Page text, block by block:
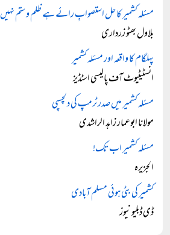
مسئلہ کشمیر کا حل استصوابِ رائے ہے ظلم و ستم نہیں
بلاول بھٹو زرداری
پہلگام کا واقعہ اور مسئلہ کشمیر
انسٹیٹیوٹ آف پالیسی اسٹڈیز
مسئلہ کشمیر میں صدر ٹرمپ کی دلچسپی
مولانا ابوعمار زاہد الراشدی
مسئلہ کشمیر اب تک!
الجزیرہ
کشمیر کی بٹی ہوئی مسلم آبادی
ڈی ڈبلیو نیوز